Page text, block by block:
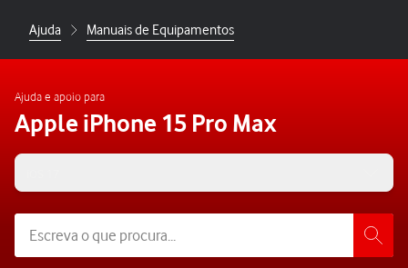
Ajuda Manuais de Equipamentos
Ajuda e apoio para
Apple iPhone 15 Pro Max